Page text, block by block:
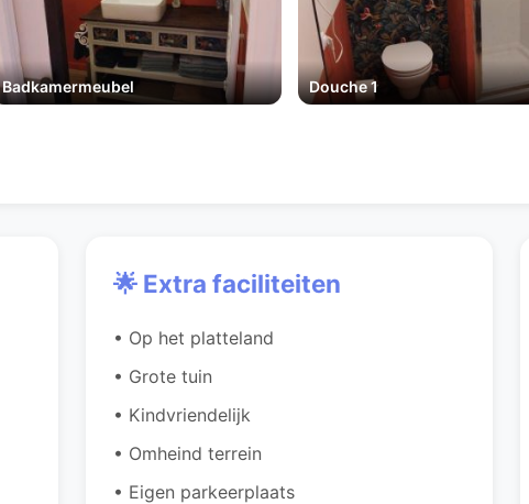
Badkamermeubel Douche 1
🌟 Extra faciliteiten
• Op het platteland
• Grote tuin
• Kindvriendelijk
• Omheind terrein
• Eigen parkeerplaats